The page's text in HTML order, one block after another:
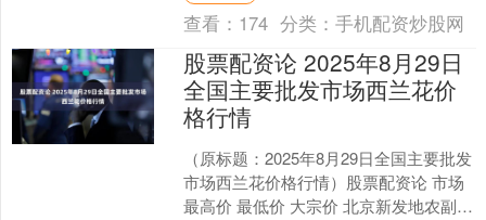
查看： 174 分类：手机配资炒股网
股票配资论 2025年8月29日
全国主要批发市场西兰花价
格行情
（原标题：2025年8月29日全国主要批发
市场西兰花价格行情）股票配资论 市场
最高价 最低价 大宗价 北京新发地农副产